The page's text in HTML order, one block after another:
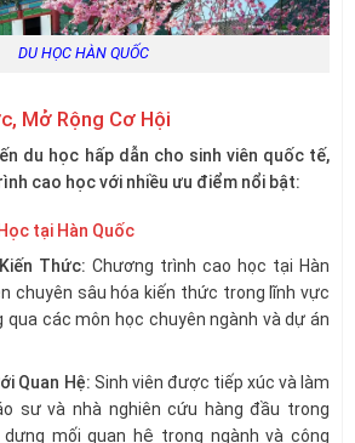
DU HỌC HÀN QUỐC
Mở Rộng Cơ Hội
du học hấp dẫn cho sinh viên quốc tế,
cao học với nhiều ưu điểm nổi bật:
tại Hàn Quốc
Thức: Chương trình cao học tại Hàn
chuyên sâu hóa kiến thức trong lĩnh vực
qua các môn học chuyên ngành và dự án
Quan Hệ: Sinh viên được tiếp xúc và làm
sư và nhà nghiên cứu hàng đầu trong
mối quan hệ trong ngành và cộng